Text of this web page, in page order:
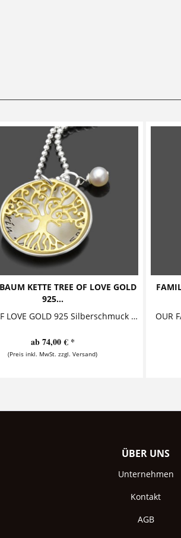
KETTE TREE OF LOVE GOLD
925...
TREE OF LOVE GOLD 925 Silberschmuck mit Lebensbaum und Süßwasserperle Diese bezaubernde Kette mit Gravur besteht aus einem gewölbten...
ab 74,00 € *
(Preis inkl. MwSt. zzgl. Versand)
ÜBER UNS
Unternehmen
Kontakt
AGB